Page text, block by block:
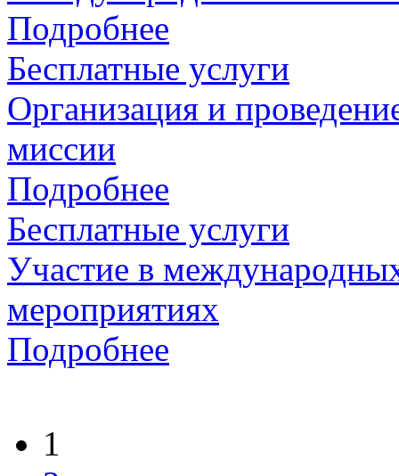
Подробнее
Бесплатные услуги
Организация и
миссии
Подробнее
Бесплатные услуги
Участие в
мероприятиях
Подробнее
1